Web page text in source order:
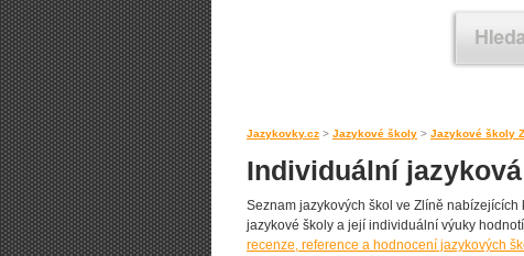
Jazykovky.cz > Jazykové školy > Jazykové školy
Individuální
Seznam jazykových škol ve Zlíně
jazykové školy a její individuální výuky
recenze, reference a hodnocení jazykových